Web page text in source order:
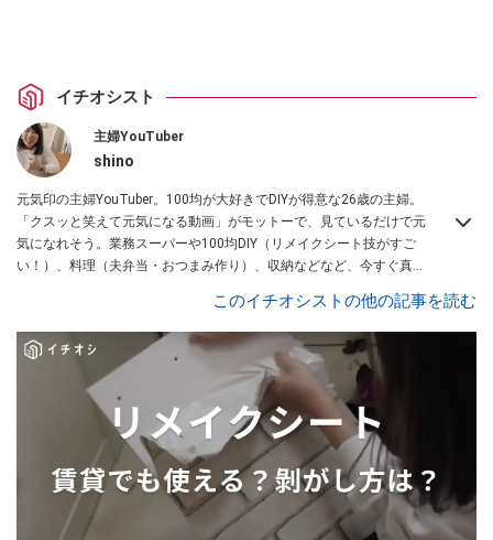
イチオシスト
主婦YouTuber
shino
元気印の主婦YouTuber。100均が大好きでDIYが得意な26歳の主婦。
「クスッと笑えて元気になる動画」がモットーで、見ているだけで元
気になれそう。業務スーパーや100均DIY（リメイクシート技がすご
い！）、料理（夫弁当・おつまみ作り）、収納などなど、今すぐ真似
このイチオシストの他の記事を読む